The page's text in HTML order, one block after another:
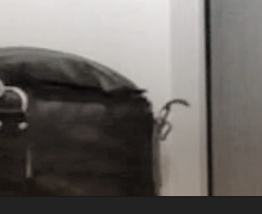
ン
テ
ン
ツ